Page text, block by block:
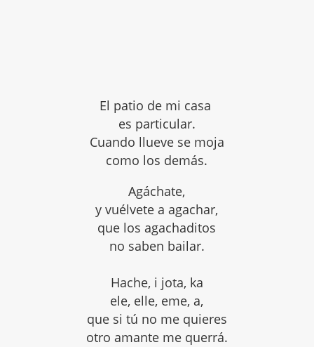
El patio de mi casa
es particular.
Cuando llueve se moja
como los demás.
Agáchate,
y vuélvete a agachar,
que los agachaditos
no saben bailar.
Hache, i jota, ka
ele, elle, eme, a,
que si tú no me quieres
otro amante me querrá.